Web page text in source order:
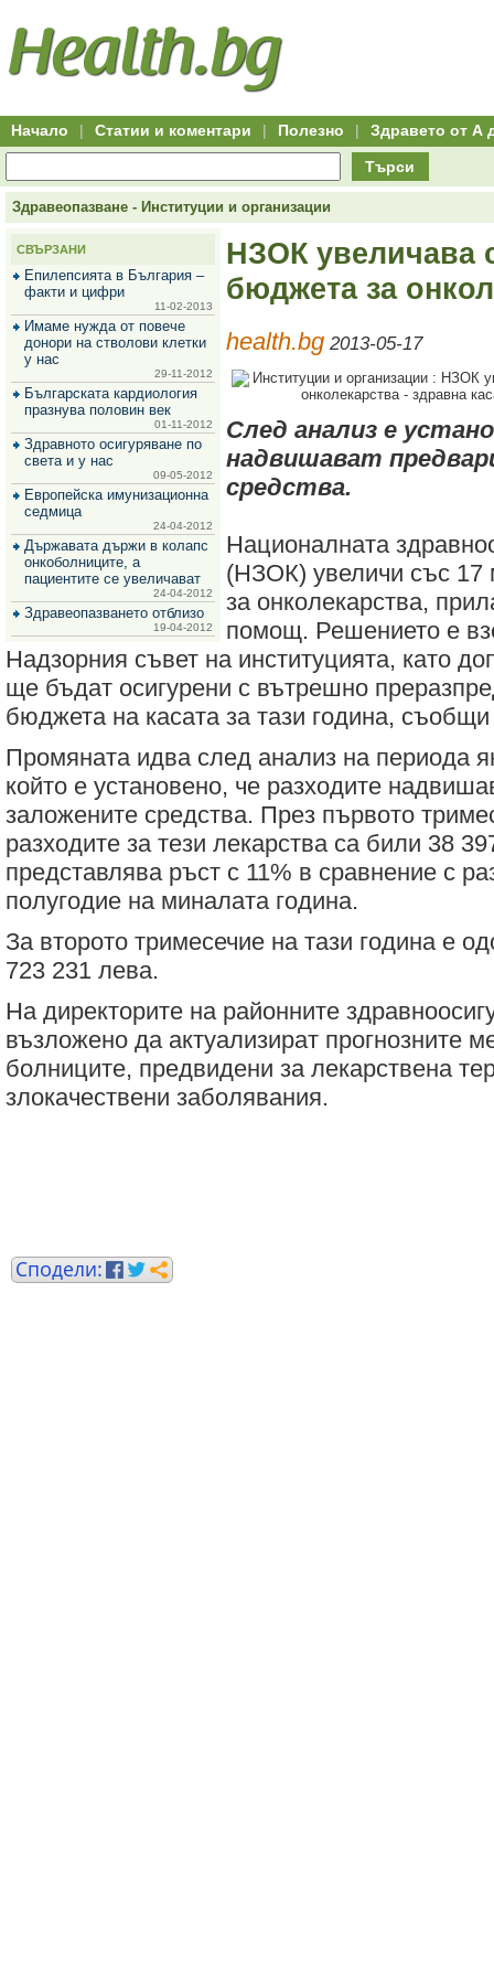
Всички
офети
за
Hitro.bg
Всички
оферти
Hitro.bg
оферти
Hitro.bg
във
всички
оферти
Всички
оферти
групово
намаление
Промоции,
Сайтът
зехтин
маслини
пазаруване
изгодни
оферти
50+
начало
Клуб
Начало | Статии и коментари | Полезно | Здравето от А
Търси
Здравеопазване - Институции и организации
СВЪРЗАНИ
Епилепсията в България –
факти и цифри
11-02-2013
Имаме нужда от повече
донори на стволови клетки
у нас
29-11-2012
Българската кардиология
празнува половин век
01-11-2012
Здравното осигуряване по
света и у нас
09-05-2012
Европейска имунизационна
седмица
24-04-2012
Държавата държи в колапс
онкоболниците, а
пациентите се увеличават
24-04-2012
Здравеопазването отблизо
19-04-2012
НЗОК увеличава
бюджета за
health.bg 2013-05-17
След анализ е
надвишават
средства.
Националната
(НЗОК) увеличи със
за онколекарства,
помощ. Решението е
Надзорния съвет на институцията, като
ще бъдат осигурени с вътрешно
бюджета на касата за тази година,
Промяната идва след анализ на периода
който е установено, че разходите
заложените средства. През първото
разходите за тези лекарства са били 38
представлява ръст с 11% в сравнение с
полугодие на миналата година.
За второто тримесечие на тази година е
723 231 лева.
На директорите на районните
възложено да актуализират прогнозните
болниците, предвидени за лекарствена
злокачествени заболявания.